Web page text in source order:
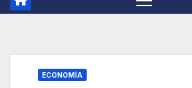
ECONOMÍA